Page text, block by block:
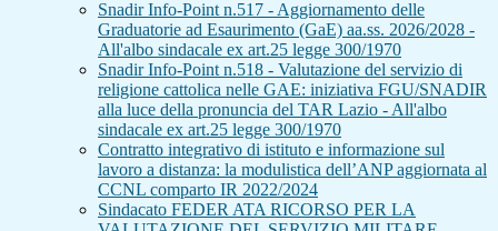
Snadir Info-Point n.517 - Aggiornamento delle
Graduatorie ad Esaurimento (GaE) aa.ss. 2026/2028 -
All'albo sindacale ex art.25 legge 300/1970
Snadir Info-Point n.518 - Valutazione del servizio di
religione cattolica nelle GAE: iniziativa FGU/SNADIR
alla luce della pronuncia del TAR Lazio - All'albo
sindacale ex art.25 legge 300/1970
Contratto integrativo di istituto e informazione sul
lavoro a distanza: la modulistica dell’ANP aggiornata al
CCNL comparto IR 2022/2024
Sindacato FEDER ATA RICORSO PER LA